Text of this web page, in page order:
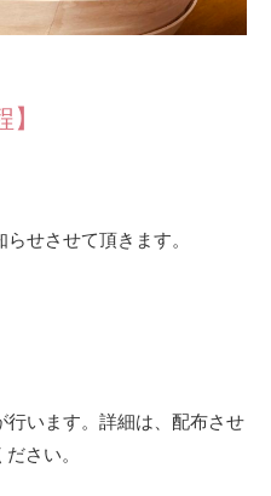
せさせて頂きます。
います。詳細は、配布させ
さい。